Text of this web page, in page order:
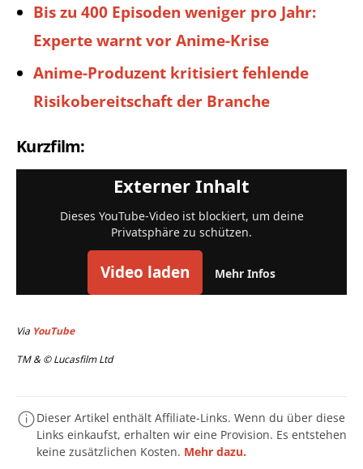
Bis zu 400 Episoden weniger pro Jahr:
Experte warnt vor Anime-Krise
Anime-Produzent kritisiert fehlende
Risikobereitschaft der Branche
Kurzfilm:
Externer Inhalt
Dieses YouTube-Video ist blockiert, um deine
Privatsphäre zu schützen.
Video laden Mehr Infos
Via YouTube
TM & © Lucasfilm Ltd
Dieser Artikel enthält Affiliate-Links. Wenn du über diese
Links einkaufst, erhalten wir eine Provision. Es entstehen
keine zusätzlichen Kosten. Mehr dazu.